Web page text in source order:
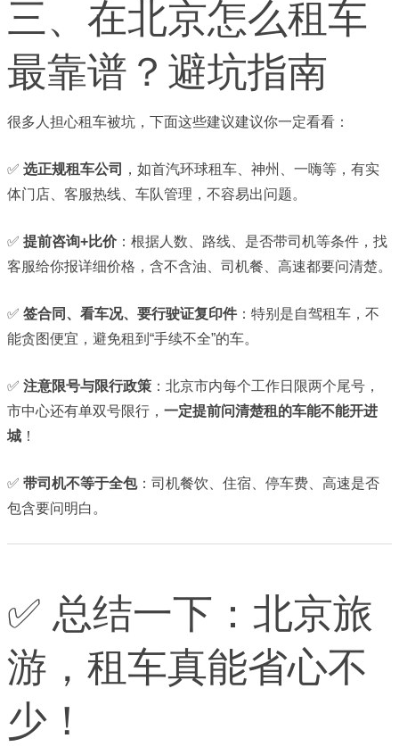
三、在北京怎么租车
最靠谱？避坑指南
很多人担心租车被坑，下面这些建议建议你一定看看：
✅ 选正规租车公司 ，如首汽环球租车、神州、一嗨等，有实
体门店、客服热线、车队管理，不容易出问题。
✅ 提前咨询+比价：根据人数、路线、是否带司机等条件，找
客服给你报详细价格，含不含油、司机餐、高速都要问清楚。
✅ 签合同、看车况、要行驶证复印件：特别是自驾租车，不
能贪图便宜，避免租到“手续不全”的车。
✅ 注意限号与限行政策 ：北京市内每个工作日限两个尾号，
市中心还有单双号限行， 一定提前问清楚租的车能不能开进
城 ！
✅ 带司机不等于全包：司机餐饮、住宿、停车费、高速是否
包含要问明白。
✅ 总结一下：北京旅
游，租车真能省心不
少！